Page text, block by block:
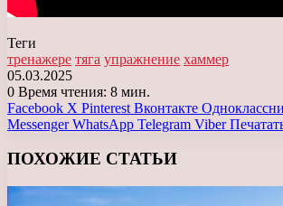
Теги
тренажере тяга упражнение хаммер
05.03.2025
0 Время чтения: 8 мин.
Facebook X Pinterest Вконтакте
Messenger WhatsApp Telegram Viber
ПОХОЖИЕ СТАТЬИ